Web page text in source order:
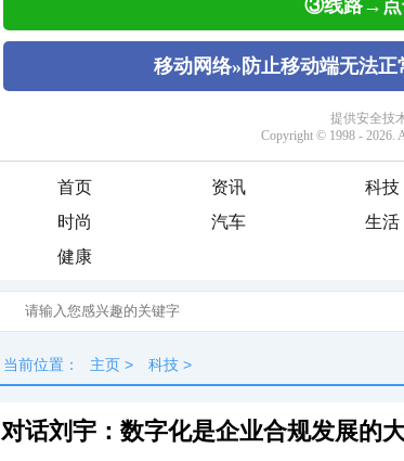
首页 资讯 科技
时尚
汽车 生活
健康
当前位置： 主页 > 科技 >
对话刘宇：数字化是企业合规发展的